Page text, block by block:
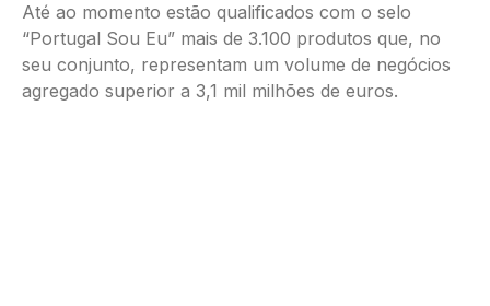
Até ao momento estão qualificados com o selo
“Portugal Sou Eu” mais de 3.100 produtos que, no
seu conjunto, representam um volume de negócios
agregado superior a 3,1 mil milhões de euros.